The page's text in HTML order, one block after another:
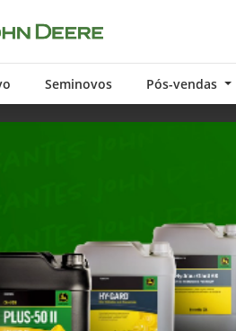
Seminovos Pós-vendas